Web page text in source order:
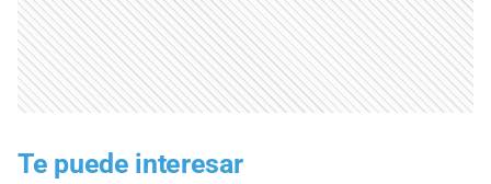
Te puede interesar